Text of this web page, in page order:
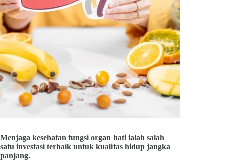
Menjaga kesehatan fungsi organ hati ialah salah
satu investasi terbaik untuk kualitas hidup jangka
panjang.